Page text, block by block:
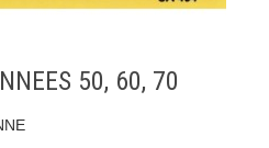
50, 60, 70